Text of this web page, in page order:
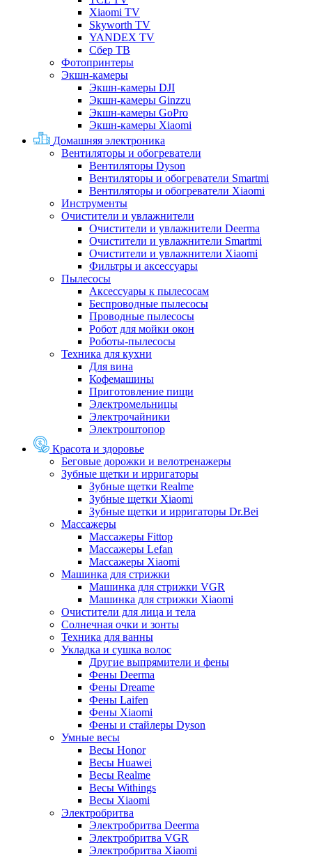
Xiaomi TV
Skyworth TV
YANDEX TV
Сбер ТВ
Фотопринтеры
Экшн-камеры
Экшн-камеры DJI
Экшн-камеры Ginzzu
Экшн-камеры GoPro
Экшн-камеры Xiaomi
Домашняя электроника
Вентиляторы и обогреватели
Вентиляторы Dyson
Вентиляторы и обогреватели Smartmi
Вентиляторы и обогреватели Xiaomi
Инструменты
Очистители и увлажнители
Очистители и увлажнители Deerma
Очистители и увлажнители Smartmi
Очистители и увлажнители Xiaomi
Фильтры и аксессуары
Пылесосы
Аксессуары к пылесосам
Беспроводные пылесосы
Проводные пылесосы
Робот для мойки окон
Роботы-пылесосы
Техника для кухни
Для вина
Кофемашины
Приготовление пищи
Электромельницы
Электрочайники
Электроштопор
Красота и здоровье
Беговые дорожки и велотренажеры
Зубные щетки и ирригаторы
Зубные щетки Realme
Зубные щетки Xiaomi
Зубные щетки и ирригаторы Dr.Bei
Массажеры
Массажеры Fittop
Массажеры Lefan
Массажеры Xiaomi
Машинка для стрижки
Машинка для стрижки VGR
Машинка для стрижки Xiaomi
Очистители для лица и тела
Солнечная очки и зонты
Техника для ванны
Укладка и сушка волос
Другие выпрямители и фены
Фены Deerma
Фены Dreame
Фены Laifen
Фены Xiaomi
Фены и стайлеры Dyson
Умные весы
Весы Honor
Весы Huawei
Весы Realme
Весы Withings
Весы Xiaomi
Электробритва
Электробритва Deerma
Электробритва VGR
Электробритва Xiaomi